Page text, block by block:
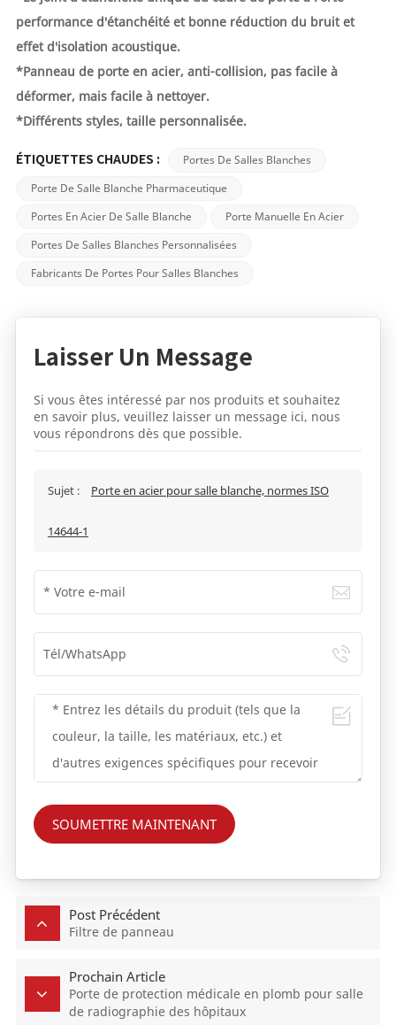
performance d'étanchéité et bonne réduction du bruit et
effet d'isolation acoustique.
*Panneau de porte en acier, anti-collision, pas facile à
déformer, mais facile à nettoyer.
*Différents styles, taille personnalisée.
ÉTIQUETTES CHAUDES :
Portes De Salles Blanches
Porte De Salle Blanche Pharmaceutique
Portes En Acier De Salle Blanche
Porte Manuelle En Acier
Portes De Salles Blanches Personnalisées
Fabricants De Portes Pour Salles Blanches
Laisser Un Message
Si vous êtes intéressé par nos produits et souhaitez
en savoir plus, veuillez laisser un message ici, nous
vous répondrons dès que possible.
Sujet : Porte en acier pour salle blanche, normes ISO
14644-1
SOUMETTRE MAINTENANT
Post Précédent
Filtre de panneau
Prochain Article
Porte de protection médicale en plomb pour salle
de radiographie des hôpitaux